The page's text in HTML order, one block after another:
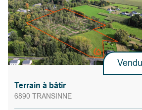
Vendu
Terrain à bâtir
6890 TRANSINNE